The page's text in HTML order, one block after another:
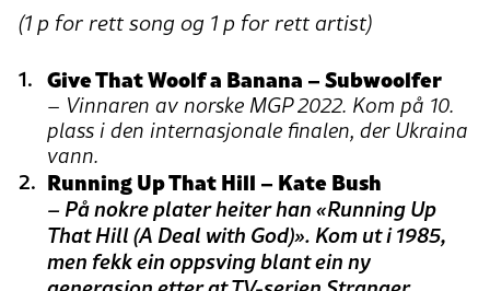
(1 p for rett song og 1 p for rett artist)
Give That Woolf a Banana – Subwoolfer
– Vinnaren av norske MGP 2022. Kom på 10.
plass i den internasjonale finalen, der Ukraina
vann.
Running Up That Hill – Kate Bush
– På nokre plater heiter han «Running Up
That Hill (A Deal with God)». Kom ut i 1985,
men fekk ein oppsving blant ein ny